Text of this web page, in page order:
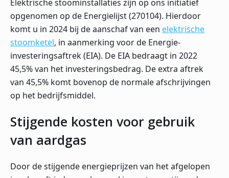
Elektrische stoominstallaties zijn op ons initiatief
opgenomen op de Energielijst (270104). Hierdoor
komt u in 2024 bij de aanschaf van een elektrische
stoomketel, in aanmerking voor de Energie-
investeringsaftrek (EIA). De EIA bedraagt in 2022
45,5% van het investeringsbedrag. De extra aftrek
van 45,5% komt bovenop de normale afschrijvingen
op het bedrijfsmiddel.
Stijgende kosten voor gebruik
van aardgas
Door de stijgende energieprijzen van het afgelopen